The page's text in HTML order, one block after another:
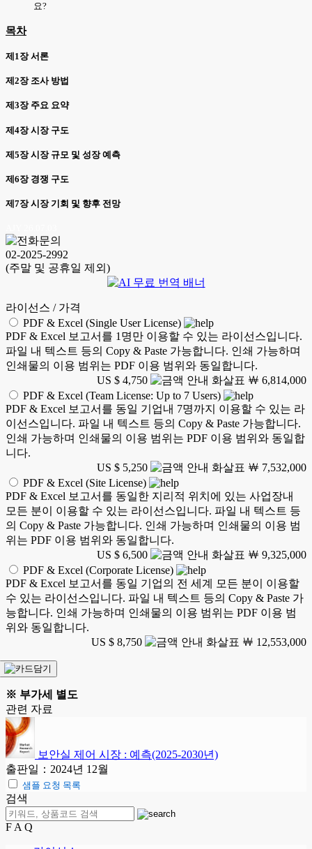
요?
목차
제1장 서론
제2장 조사 방법
제3장 주요 요약
제4장 시장 구도
제5장 시장 규모 및 성장 예측
제6장 경쟁 구도
제7장 시장 기회 및 향후 전망
02-2025-2992
(주말 및 공휴일 제외)
라이선스 / 가격
PDF & Excel (Single User License)
PDF & Excel 보고서를 1명만 이용할 수 있는 라이선스입니다.
파일 내 텍스트 등의 Copy & Paste 가능합니다. 인쇄 가능하며
인쇄물의 이용 범위는 PDF 이용 범위와 동일합니다.
US $ 4,750
￦ 6,814,000
PDF & Excel (Team License: Up to 7 Users)
PDF & Excel 보고서를 동일 기업내 7명까지 이용할 수 있는 라
이선스입니다. 파일 내 텍스트 등의 Copy & Paste 가능합니다.
인쇄 가능하며 인쇄물의 이용 범위는 PDF 이용 범위와 동일합
니다.
US $ 5,250
￦ 7,532,000
PDF & Excel (Site License)
PDF & Excel 보고서를 동일한 지리적 위치에 있는 사업장내
모든 분이 이용할 수 있는 라이선스입니다. 파일 내 텍스트 등
의 Copy & Paste 가능합니다. 인쇄 가능하며 인쇄물의 이용 범
위는 PDF 이용 범위와 동일합니다.
US $ 6,500
￦ 9,325,000
PDF & Excel (Corporate License)
PDF & Excel 보고서를 동일 기업의 전 세계 모든 분이 이용할
수 있는 라이선스입니다. 파일 내 텍스트 등의 Copy & Paste 가
능합니다. 인쇄 가능하며 인쇄물의 이용 범위는 PDF 이용 범
위와 동일합니다.
US $ 8,750
￦ 12,553,000
※ 부가세 별도
관련 자료
보안실 제어 시장 : 예측(2025-2030년)
출판일：2024년 12월
샘플 요청 목록
검색
F A Q